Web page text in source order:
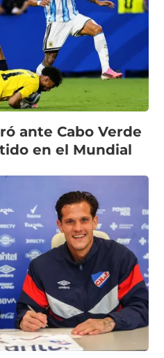
ante Cabo Verde
en el Mundial